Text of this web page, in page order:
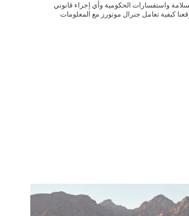
واستفسارات الحكومية وأي إجراء قانوني
كيفية تعامل جنرال موتورز مع المعلومات